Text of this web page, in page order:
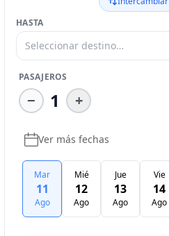
HASTA
Seleccionar destino…
PASAJEROS
− 1 +
Ver más fechas
Mar
11
Ago
Mié
12
Ago
Jue
13
Ago
Vie
14
Ago